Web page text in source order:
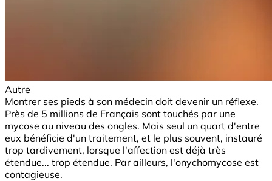
Autre
Montrer ses pieds à son médecin doit devenir un réflexe.
Près de 5 millions de Français sont touchés par une
mycose au niveau des ongles. Mais seul un quart d'entre
eux bénéficie d'un traitement, et le plus souvent, instauré
trop tardivement, lorsque l'affection est déjà très
étendue... trop étendue. Par ailleurs, l'onychomycose est
contagieuse.